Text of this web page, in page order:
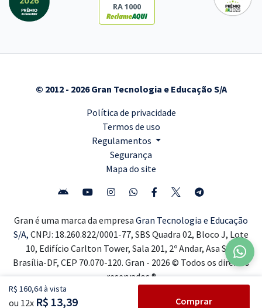
R$ 160,64 à vista
ou 12x R$ 13,39 Comprar
RA 1000
© 2012 - 2026 Gran Tecnologia e Educação S/A
Política de privacidade
Termos de uso
Regulamentos
Segurança
Mapa do site
Gran é uma marca da empresa Gran Tecnologia e Educação
S/A, CNPJ: 18.260.822/0001-77, SBS Quadra 02, Bloco J, Lote
10, Edifício Carlton Tower, Sala 201, 2º Andar, Asa Sul,
Brasília-DF, CEP 70.070-120. Gran - 2026 © Todos os direitos
reservados ®